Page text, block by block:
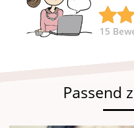
15
Passend